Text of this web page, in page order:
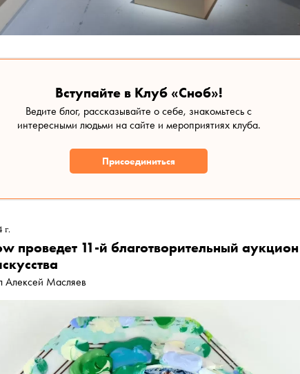
Вступайте в Клуб «Сноб»!
Ведите блог, рассказывайте о себе, знакомьтесь с
интересными людьми на сайте и мероприятиях клуба.
Присоединиться
г.
проведет 11-й благотворительный аукцион
Алексей Масляев